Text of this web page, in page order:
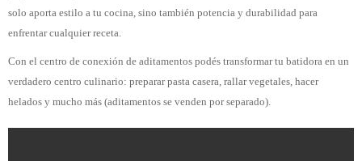
solo aporta estilo a tu cocina, sino también potencia y durabilidad para
enfrentar cualquier receta.
Con el centro de conexión de aditamentos podés transformar tu batidora en un
verdadero centro culinario: preparar pasta casera, rallar vegetales, hacer
helados y mucho más (aditamentos se venden por separado).